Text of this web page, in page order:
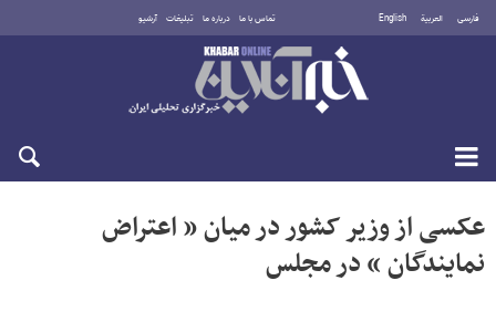
فارسی العربية English تماس با ما درباره ما تبلیغات آرشیو
جمعه ۱۶ مرداد ۱۴۰۵
عکسی از وزیر کشور در میان « اعتراض
نمایندگان » در مجلس